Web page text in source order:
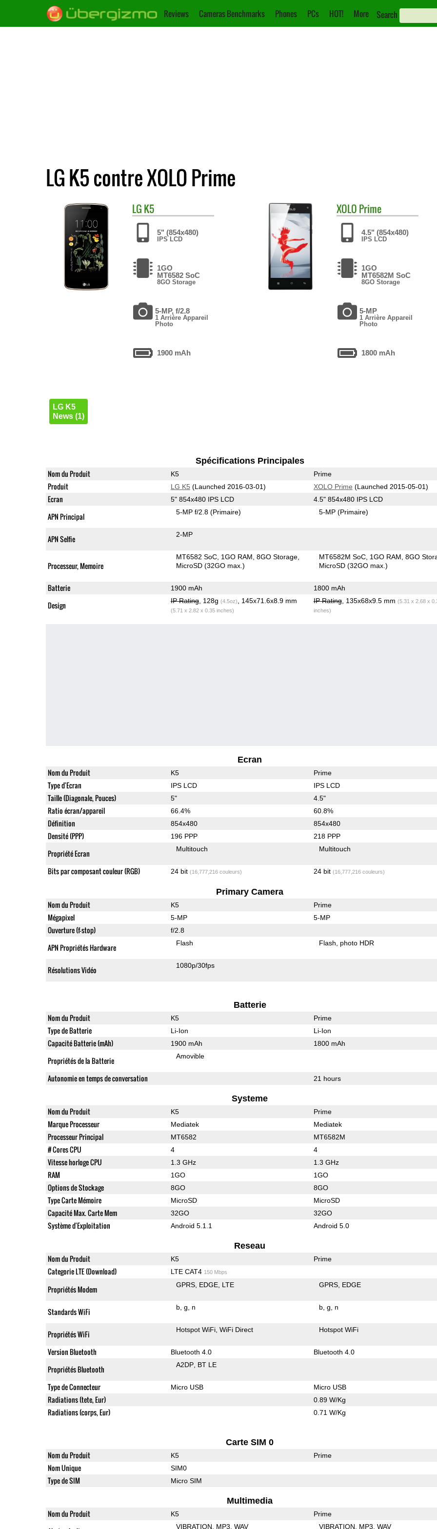
Reviews Cameras Benchmarks Phones PCs HOT! More Search
LG K5 contre XOLO Prime
LG K5
5" (854x480)
IPS LCD
1GO
MT6582 SoC
8GO Storage
5-MP, f/2.8
1 Arrière Appareil
Photo
1900 mAh
LG K5
News (1)
XOLO Prime
4.5" (854x480)
IPS LCD
1GO
MT6582M SoC
8GO Storage
5-MP
1 Arrière Appareil
Photo
1800 mAh
Spécifications Principales
Nom du Produit K5 Prime
Produit LG K5 (Launched 2016-03-01) XOLO Prime (Launched 2015-05-01)
Ecran 5" 854x480 IPS LCD 4.5" 854x480 IPS LCD
APN Principal 5-MP f/2.8(Primaire) 5-MP(Primaire)
APN Selfie 2-MP
Processeur, Memoire
MT6582 SoC 1GO RAM 8GO Storage
MicroSD (32GO max.)
MT6582M SoC 1GO RAM 8GO
MicroSD (32GO max.)
Batterie 1900 mAh 1800 mAh
Design IP Rating, 128g (4.5oz) , 145x71.6x8.9 mm
(5.71 x 2.82 x 0.35 inches)
IP Rating, 135x68x9.5 mm (5.31 x 2.68 x
inches)
Ecran
Nom du Produit K5 Prime
Type d'Ecran IPS LCD IPS LCD
Taille (Diagonale, Pouces) 5" 4.5"
Ratio écran/appareil 66.4% 60.8%
Définition 854x480 854x480
Densité (PPP) 196 PPP 218 PPP
Propriété Ecran Multitouch Multitouch
Bits par composant couleur (RGB) 24 bit (16,777,216 couleurs) 24 bit (16,777,216 couleurs)
Primary Camera
Nom du Produit K5 Prime
Mégapixel 5-MP 5-MP
Ouverture (f-stop) f/2.8
APN Propriétés Hardware Flash Flash photo HDR
Résolutions Vidéo 1080p/30fps
Batterie
Nom du Produit K5 Prime
Type de Batterie Li-Ion Li-Ion
Capacité Batterie (mAh) 1900 mAh 1800 mAh
Propriétés de la Batterie Amovible
Autonomie en temps de conversation 21 hours
Systeme
Nom du Produit K5 Prime
Marque Processeur Mediatek Mediatek
Processeur Principal MT6582 MT6582M
# Cores CPU 4 4
Vitesse horloge CPU 1.3 GHz 1.3 GHz
RAM 1GO 1GO
Options de Stockage 8GO 8GO
Type Carte Mémoire MicroSD MicroSD
Capacité Max. Carte Mem 32GO 32GO
Système d'Exploitation Android 5.1.1 Android 5.0
Reseau
Nom du Produit K5 Prime
Categorie LTE (Download) LTE CAT4 150 Mbps
Propriétés Modem GPRS EDGE LTE GPRS EDGE
Standards WiFi b g n b g n
Propriétés WiFi Hotspot WiFi WiFi Direct Hotspot WiFi
Version Bluetooth Bluetooth 4.0 Bluetooth 4.0
Propriétés Bluetooth A2DP BT LE
Type de Connecteur Micro USB Micro USB
Radiations (tete, Eur) 0.89 W/Kg
Radiations (corps, Eur) 0.71 W/Kg
Carte SIM 0
Nom du Produit K5 Prime
Nom Unique SIM0
Type de SIM Micro SIM
Multimedia
Nom du Produit K5 Prime
VIBRATION MP3 WAV VIBRATION MP3 WAV